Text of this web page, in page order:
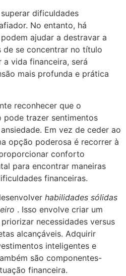
dificuldades
No entanto, há
ajudar a destravar a
de se concentrar no título
vida financeira, será
mais profunda e prática
reconhecer que o
pode trazer sentimentos
Em vez de ceder ao
opção poderosa é recorrer à
conforto
para encontrar maneiras
financeiras.
habilidades sólidas
. Isso envolve criar um
necessidades versus
alcançáveis. Adquirir
inteligentes e
são componentes-
financeira.